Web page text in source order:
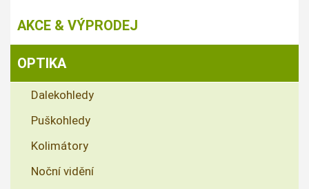
AKCE & VÝPRODEJ
OPTIKA
Dalekohledy
Puškohledy
Kolimátory
Noční vidění